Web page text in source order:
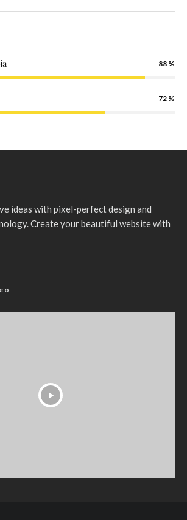
88
72
ideas with pixel-perfect design and
Create your beautiful website with